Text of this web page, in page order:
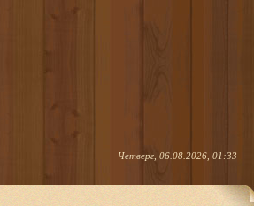
Четверг, 06.08.2026, 01:33